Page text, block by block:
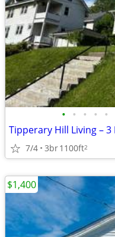
• • • • •
7/4 3br1100ft2
$1,400